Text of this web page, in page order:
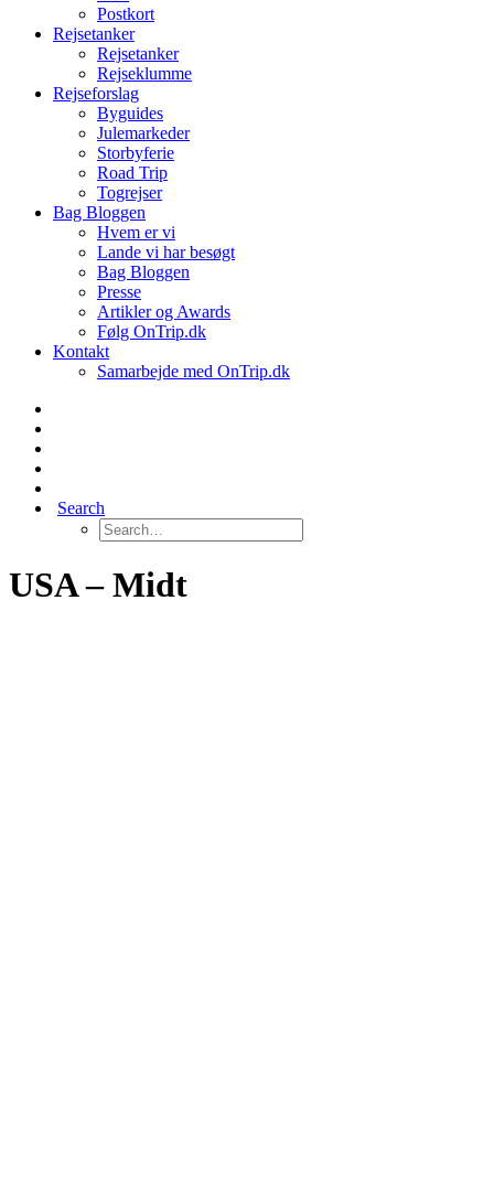
Postkort
Rejsetanker
Rejsetanker
Rejseklumme
Rejseforslag
Byguides
Julemarkeder
Storbyferie
Road Trip
Togrejser
Bag Bloggen
Hvem er vi
Lande vi har besøgt
Bag Bloggen
Presse
Artikler og Awards
Følg OnTrip.dk
Kontakt
Samarbejde med OnTrip.dk
Search
USA – Midt